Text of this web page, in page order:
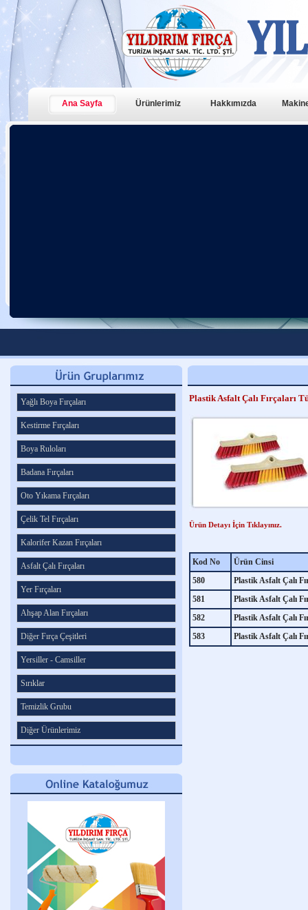
Ana Sayfa Ürünlerimiz Hakkımızda
Yağlı Boya Fırçaları
Kestirme Fırçaları
Boya Ruloları
Badana Fırçaları
Oto Yıkama Fırçaları
Çelik Tel Fırçaları
Kalorifer Kazan Fırçaları
Asfalt Çalı Fırçaları
Yer Fırçaları
Ahşap Alan Fırçaları
Diğer Fırça Çeşitleri
Yersiller - Camsiller
Sırıklar
Temizlik Grubu
Diğer Ürünlerimiz
Plastik Asfalt Çalı Fırçaları
Ürün Detayı İçin Tıklayınız.
Kod No
Ürün Cinsi
580
Plastik Asfalt Çalı
581
Plastik Asfalt Çalı
582
Plastik Asfalt Çalı
583
Plastik Asfalt Çalı